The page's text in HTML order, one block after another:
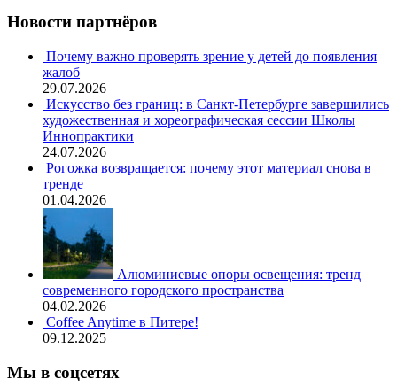
Новости партнёров
Почему важно проверять зрение у детей до появления
жалоб
29.07.2026
Искусство без границ: в Санкт-Петербурге завершились
художественная и хореографическая сессии Школы
Иннопрактики
24.07.2026
Рогожка возвращается: почему этот материал снова в
тренде
01.04.2026
Алюминиевые опоры освещения: тренд
современного городского пространства
04.02.2026
Coffee Anytime в Питере!
09.12.2025
Мы в соцсетях